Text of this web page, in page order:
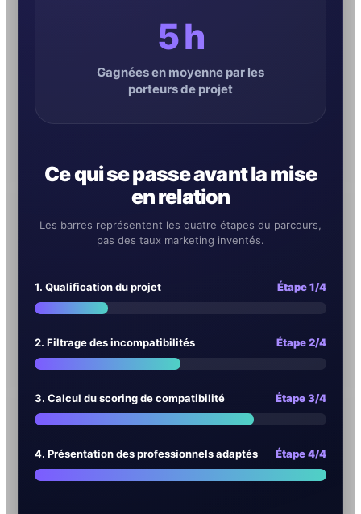
5 h
Gagnées en moyenne par les
porteurs de projet
Ce qui se passe avant la mise
en relation
Les barres représentent les quatre étapes du parcours,
pas des taux marketing inventés.
1. Qualification du projet Étape 1/4
2. Filtrage des incompatibilités Étape 2/4
3. Calcul du scoring de compatibilité Étape 3/4
4. Présentation des professionnels adaptés Étape 4/4